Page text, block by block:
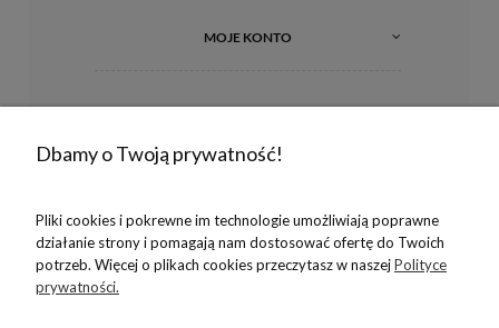
MOJE KONTO
O NAS
Dbamy o Twoją prywatność!
Pliki cookies i pokrewne im technologie umożliwiają poprawne
działanie strony i pomagają nam dostosować ofertę do Twoich
potrzeb. Więcej o plikach cookies przeczytasz w naszejPolityce
prywatności.